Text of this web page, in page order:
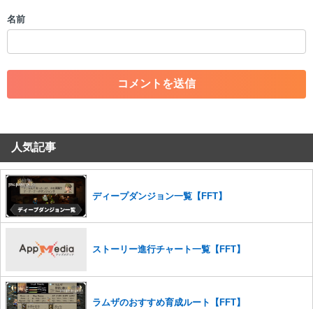
・一度削除された投稿を再び投稿すること
・アカウントの売買など金銭が絡む内容の投稿
・各ゲームのネタバレを含む内容の投稿
・その他、管理者が不適切と判断した投稿
コメントの削除を申請する
せていただきます。ご了承ください。
※一度削除したコメントは復元ができませんのでご注意くだ
さい。
また、過度な利用規約の違反や、弊社に損害の及ぶ内容の書き込みがあ
かじめご理解くださいませ。
名前
人気記事
ディープダンジョン一覧【FFT】
ストーリー進行チャート一覧【FFT】
ラムザのおすすめ育成ルート【FFT】